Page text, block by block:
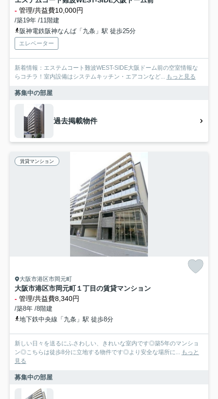
- 管理/共益費10,000円
/築19年 /11階建
阪神電鉄阪神なんば「九条」駅 徒歩25分
エレベーター
新着情報：エステムコート難波WEST-SIDE大阪ドーム前の空室情報な
らコチラ！室内設備はシステムキッチン・エアコンなど... もっと見る
募集中の部屋
過去掲載物件
賃貸マンション
大阪市港区市岡元町
大阪市港区市岡元町１丁目の賃貸マンション
- 管理/共益費8,340円
/築8年 /8階建
地下鉄中央線「九条」駅 徒歩8分
新しい日々を送るにふさわしい、きれいな室内です◎築5年のマンショ
ン◎こちらは徒歩8分に立地する物件です◎より安全な場所に... もっと
見る
募集中の部屋